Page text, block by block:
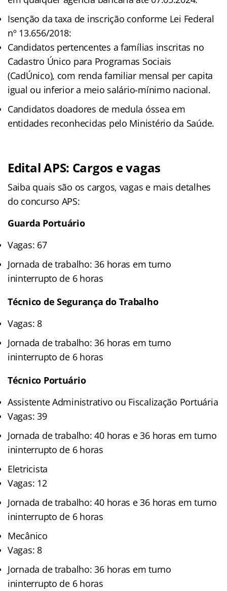
Isenção da taxa de inscrição conforme Lei Federal
nº 13.656/2018:
Candidatos pertencentes a famílias inscritas no
Cadastro Único para Programas Sociais
(CadÚnico), com renda familiar mensal per capita
igual ou inferior a meio salário-mínimo nacional.
Candidatos doadores de medula óssea em
entidades reconhecidas pelo Ministério da Saúde.
Edital APS: Cargos e vagas
Saiba quais são os cargos, vagas e mais detalhes
do concurso APS:
Guarda Portuário
Vagas: 67
Jornada de trabalho: 36 horas em turno
ininterrupto de 6 horas
Técnico de Segurança do Trabalho
Vagas: 8
Jornada de trabalho: 36 horas em turno
ininterrupto de 6 horas
Técnico Portuário
Assistente Administrativo ou Fiscalização Portuária
Vagas: 39
Jornada de trabalho: 40 horas e 36 horas em turno
ininterrupto de 6 horas
Eletricista
Vagas: 12
Jornada de trabalho: 40 horas e 36 horas em turno
ininterrupto de 6 horas
Mecânico
Vagas: 8
Jornada de trabalho: 36 horas em turno
ininterrupto de 6 horas